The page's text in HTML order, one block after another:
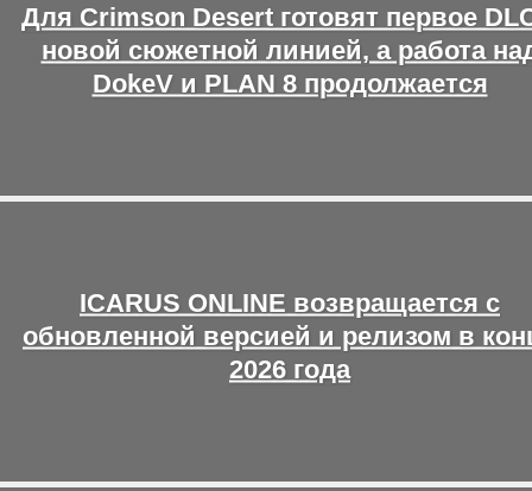
Для Crimson Desert готовят первое
новой сюжетной линией, а работа
DokeV и PLAN 8 продолжается
ICARUS ONLINE возвращается с
обновленной версией и релизом в
2026 года